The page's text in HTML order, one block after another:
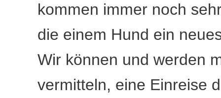
kommen immer noch
die einem Hund ein
Wir können und werden
vermitteln, eine Einreise